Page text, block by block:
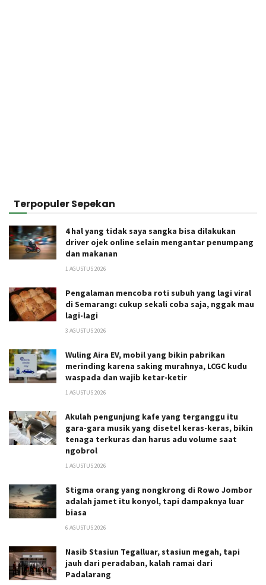
Terpopuler Sepekan
4 hal yang tidak saya sangka bisa dilakukan
driver ojek online selain mengantar penumpang
dan makanan
1 AGUSTUS 2026
Pengalaman mencoba roti subuh yang lagi viral
di Semarang: cukup sekali coba saja, nggak mau
lagi-lagi
3 AGUSTUS 2026
Wuling Aira EV, mobil yang bikin pabrikan
merinding karena saking murahnya, LCGC kudu
waspada dan wajib ketar-ketir
1 AGUSTUS 2026
Akulah pengunjung kafe yang terganggu itu
gara-gara musik yang disetel keras-keras, bikin
tenaga terkuras dan harus adu volume saat
ngobrol
1 AGUSTUS 2026
Stigma orang yang nongkrong di Rowo Jombor
adalah jamet itu konyol, tapi dampaknya luar
biasa
6 AGUSTUS 2026
Nasib Stasiun Tegalluar, stasiun megah, tapi
jauh dari peradaban, kalah ramai dari
Padalarang